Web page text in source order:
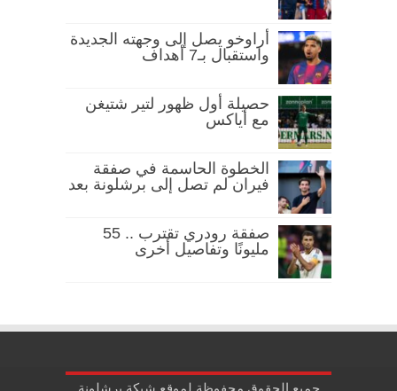
أراوخو يصل إلى وجهته الجديدة
واستقبال بـ7 أهداف
حصيلة أول ظهور لتير شتيغن
مع أياكس
الخطوة الحاسمة في صفقة
فيران لم تصل إلى برشلونة بعد
صفقة رودري تقترب .. 55
مليونًا وتفاصيل أخرى
جميع الحقوق محفوظة لموقع شبكة برشلونة